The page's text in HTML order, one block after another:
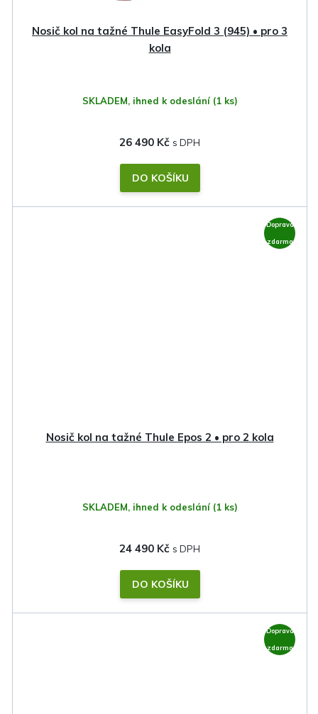
Nosič kol na tažné Thule EasyFold 3 (945) • pro 3
kola
SKLADEM, ihned k odeslání (1 ks)
26 490 Kč
DO KOŠÍKU
Doprava
zdarma
Nosič kol na tažné Thule Epos 2 • pro 2 kola
SKLADEM, ihned k odeslání (1 ks)
24 490 Kč
DO KOŠÍKU
Doprava
zdarma